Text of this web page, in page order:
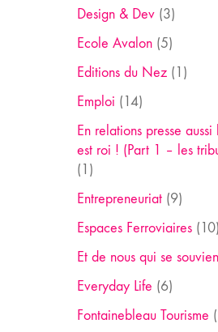
Design & Dev(3)
Ecole Avalon(5)
Editions du Nez(1)
Emploi (14)
En relations presse
est roi ! (Part 1 – les
(1)
Entrepreneuriat(9)
Espaces Ferroviaires(10)
Et de nous qui se
Everyday Life (6)
Fontainebleau Tourisme